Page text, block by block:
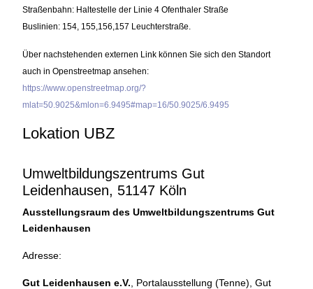
Straßenbahn: Haltestelle der Linie 4 Ofenthaler Straße
Buslinien: 154, 155,156,157 Leuchterstraße.
Über nachstehenden externen Link können Sie sich den Standort
auch in Openstreetmap ansehen:
https://www.openstreetmap.org/?
mlat=50.9025&mlon=6.9495#map=16/50.9025/6.9495
Lokation UBZ
Umweltbildungszentrums Gut
Leidenhausen, 51147 Köln
Ausstellungsraum des Umweltbildungszentrums Gut
Leidenhausen
Adresse:
Gut Leidenhausen e.V., Portalausstellung (Tenne), Gut